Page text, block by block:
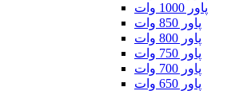
پاور 1000 وات
پاور 850 وات
پاور 800 وات
پاور 750 وات
پاور 700 وات
پاور 650 وات